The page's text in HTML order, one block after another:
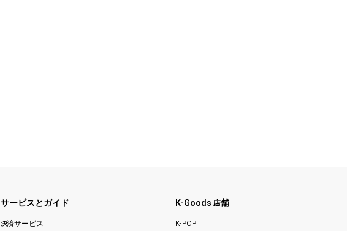
サービスとガイド
決済サービス
K-Goods 店舗
K-POP